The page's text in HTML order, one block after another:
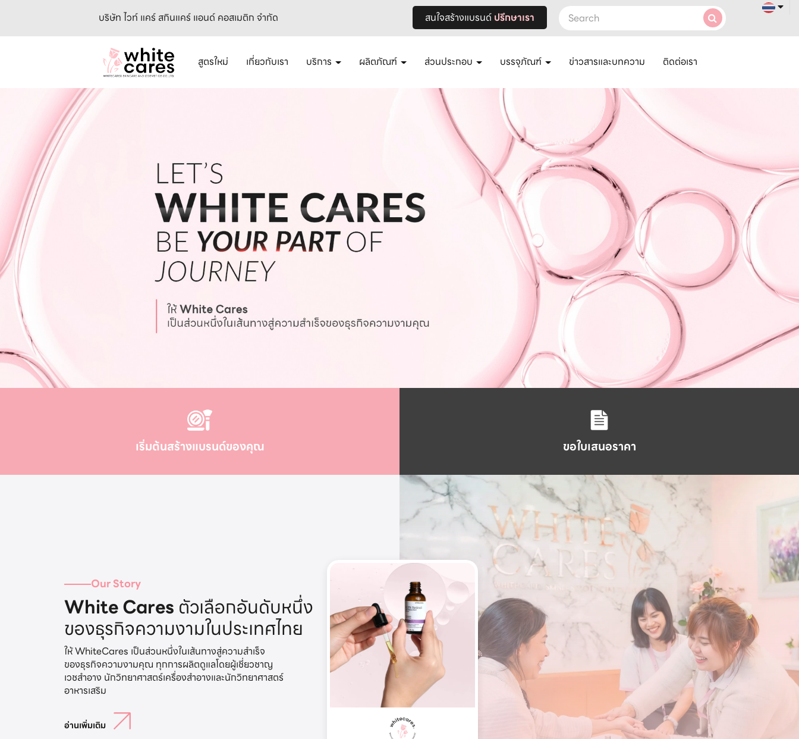
บริษัท ไวท์ แคร์ สกินแคร์ แอนด์ คอสเมติก จำกัด สนใจสร้างแบรนด์ ปรึกษาเรา
สูตรใหม่ เกี่ยวกับเรา บริการ ผลิตภัณฑ์ ส่วนประกอบ บรรจุภัณฑ์ ข่าวสารและบทความ ติดต่อเรา
เริ่มต้นสร้างแบรนด์ของคุณ ขอใบเสนอราคา
Our Story
White Cares ตัวเลือกอันดับหนึ่ง
ของธุรกิจความงามในประเทศไทย
ให้ WhiteCares เป็นส่วนหนึ่งในเส้นทางสู่ความสำเร็จ
ของธุรกิจความงามคุณ ทุกการผลิตดูแลโดยผู้เชี่ยวชาญ
เวชสำอาง นักวิทยาศาสตร์เครื่องสำอางและนักวิทยาศาสตร์
อ่านเพิ่มเติม